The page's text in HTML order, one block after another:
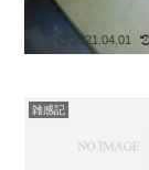
2021.04.01
雑感記